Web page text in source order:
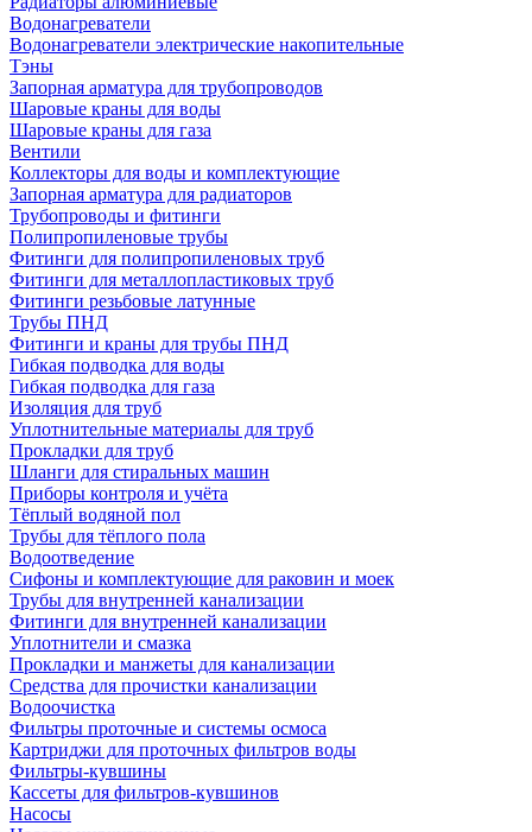
Водонагреватели
Водонагреватели электрические накопительные
Тэны
Запорная арматура для трубопроводов
Шаровые краны для воды
Шаровые краны для газа
Вентили
Коллекторы для воды и комплектующие
Запорная арматура для радиаторов
Трубопроводы и фитинги
Полипропиленовые трубы
Фитинги для полипропиленовых труб
Фитинги для металлопластиковых труб
Фитинги резьбовые латунные
Трубы ПНД
Фитинги и краны для трубы ПНД
Гибкая подводка для воды
Гибкая подводка для газа
Изоляция для труб
Уплотнительные материалы для труб
Прокладки для труб
Шланги для стиральных машин
Приборы контроля и учёта
Тёплый водяной пол
Трубы для тёплого пола
Водоотведение
Сифоны и комплектующие для раковин и моек
Трубы для внутренней канализации
Фитинги для внутренней канализации
Уплотнители и смазка
Прокладки и манжеты для канализации
Средства для прочистки канализации
Водоочистка
Фильтры проточные и системы осмоса
Картриджи для проточных фильтров воды
Фильтры-кувшины
Кассеты для фильтров-кувшинов
Насосы